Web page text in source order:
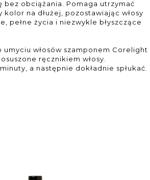
bez obciążania. Pomaga utrzymać
kolor na dłużej, pozostawiając włosy
pełne życia i niezwykle błyszczące
umyciu włosów szamponem Corelight
ręcznikiem włosy.
a następnie dokładnie spłukać.